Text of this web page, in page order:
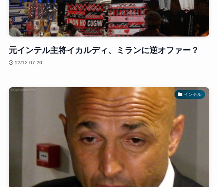
元インテル主将イカルディ、ミランに逆オファー？
12/12 07:20
インテル